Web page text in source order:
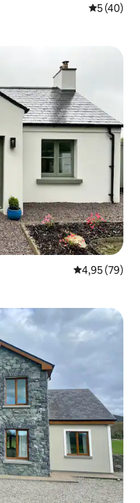
5 ud af 5 i
5 (40)
4,95 ud af 5 i
4,95 (79)